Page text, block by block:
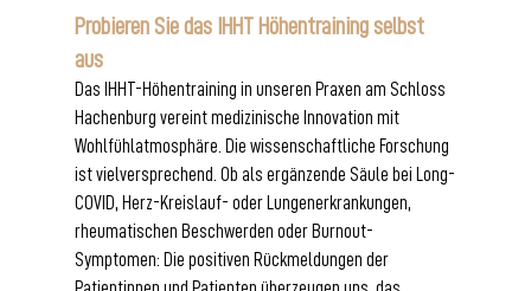
Probieren Sie das IHHT Höhentraining selbst
aus
Das IHHT-Höhentraining in unseren Praxen am Schloss
Hachenburg vereint medizinische Innovation mit
Wohlfühlatmosphäre. Die wissenschaftliche Forschung
ist vielversprechend. Ob als ergänzende Säule bei Long-
COVID, Herz-Kreislauf- oder Lungenerkrankungen,
rheumatischen Beschwerden oder Burnout-
Symptomen: Die positiven Rückmeldungen der